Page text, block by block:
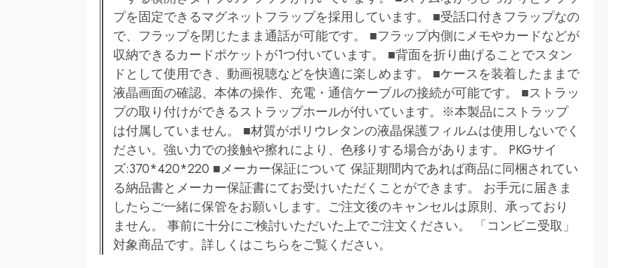
プを固定できるマグネットフラップを採用しています。 ■受話口付きフラップなの
で、フラップを閉じたまま通話が可能です。 ■フラップ内側にメモやカードなどが
収納できるカードポケットが1つ付いています。 ■背面を折り曲げることでスタン
ドとして使用でき、動画視聴などを快適に楽しめます。 ■ケースを装着したままで
液晶画面の確認、本体の操作、充電・通信ケーブルの接続が可能です。 ■ストラッ
プの取り付けができるストラップホールが付いています。※本製品にストラップ
は付属していません。 ■材質がポリウレタンの液晶保護フィルムは使用しないでく
ださい。強い力での接触や擦れにより、色移りする場合があります。 PKGサイ
ズ:370*420*220 ■メーカー保証について 保証期間内であれば商品に同梱されてい
る納品書とメーカー保証書にてお受けいただくことができます。 お手元に届きま
したらご一緒に保管をお願いします。ご注文後のキャンセルは原則、承っており
ません。 事前に十分にご検討いただいた上でご注文ください。 「コンビニ受取」
対象商品です。詳しくはこちらをご覧ください。